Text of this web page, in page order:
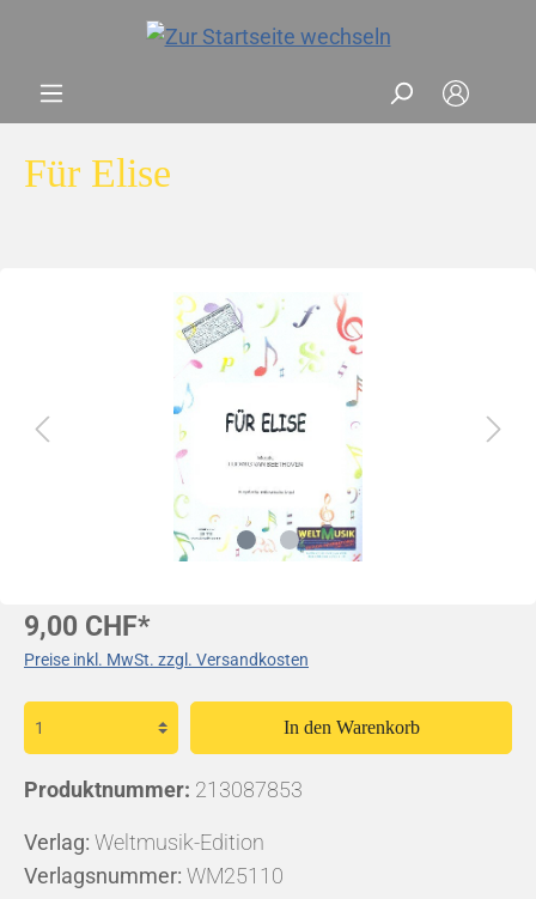
Für Elise
9,00 CHF*
Preise inkl. MwSt. zzgl. Versandkosten
In den Warenkorb
Produktnummer: 213087853
Verlag: Weltmusik-Edition
Verlagsnummer: WM25110